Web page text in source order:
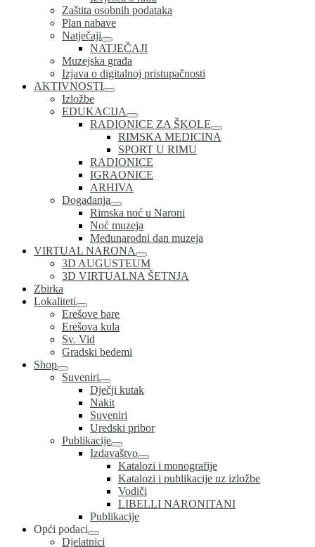
Zaštita osobnih podataka
Plan nabave
Natječaji
NATJEČAJI
Muzejska građa
Izjava o digitalnoj pristupačnosti
AKTIVNOSTI
Izložbe
EDUKACIJA
RADIONICE ZA ŠKOLE
RIMSKA MEDICINA
SPORT U RIMU
RADIONICE
IGRAONICE
ARHIVA
Događanja
Rimska noć u Naroni
Noć muzeja
Međunarodni dan muzeja
VIRTUAL NARONA
3D AUGUSTEUM
3D VIRTUALNA ŠETNJA
Zbirka
Lokaliteti
Erešove bare
Erešova kula
Sv. Vid
Gradski bedemi
Shop
Suveniri
Dječji kutak
Nakit
Suveniri
Uredski pribor
Publikacije
Izdavaštvo
Katalozi i monografije
Katalozi i publikacije uz izložbe
Vodiči
LIBELLI NARONITANI
Publikacije
Opći podaci
Djelatnici